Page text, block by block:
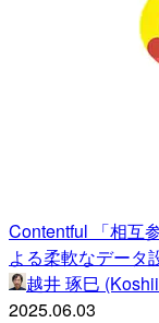
Contentful 「相互
よる柔軟なデータ
越井 琢巳
2025.06.03